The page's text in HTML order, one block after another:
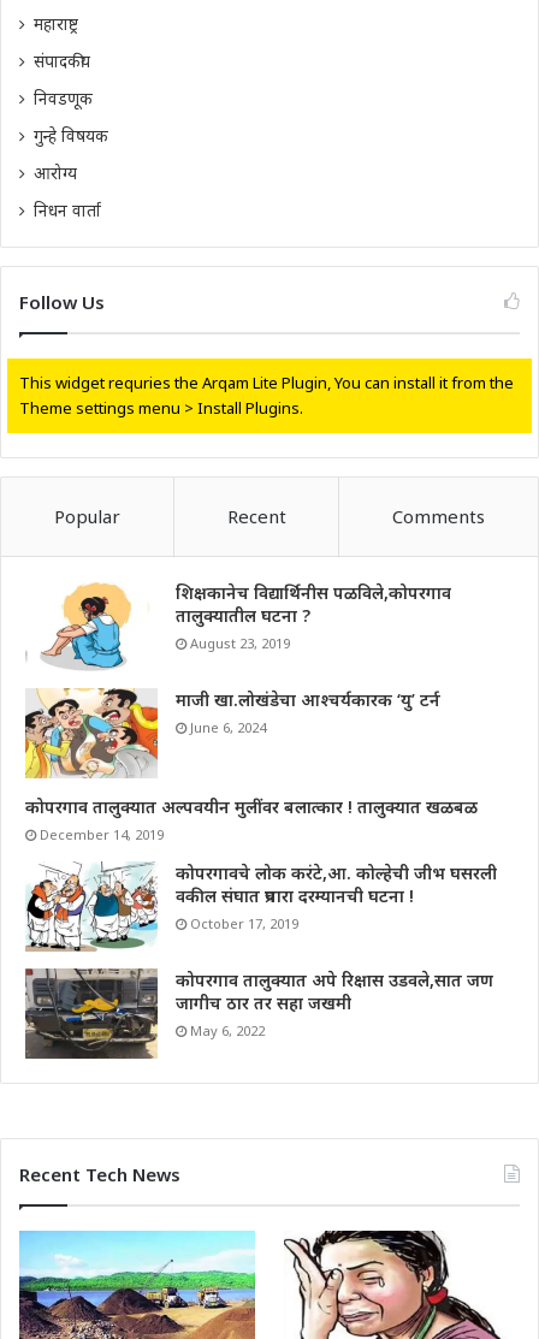
महाराष्ट्र
संपादकीय
निवडणूक
गुन्हे विषयक
आरोग्य
निधन वार्ता
Follow Us
This widget requries the Arqam Lite Plugin, You can install it from the
Theme settings menu > Install Plugins.
Popular Recent Comments
शिक्षकानेच विद्यार्थिनीस पळविले,कोपरगाव
तालुक्यातील घटना ?
August 23, 2019
माजी खा.लोखंडेचा आश्चर्यकारक ‘यु’ टर्न
June 6, 2024
कोपरगाव तालुक्यात अल्पवयीन मुलींवर बलात्कार ! तालुक्यात खळबळ
December 14, 2019
कोपरगावचे लोक करंटे,आ. कोल्हेची जीभ घसरली
वकील संघात प्रचारा दरम्यानची घटना !
October 17, 2019
कोपरगाव तालुक्यात अपे रिक्षास उडवले,सात जण
जागीच ठार तर सहा जखमी
May 6, 2022
Recent Tech News